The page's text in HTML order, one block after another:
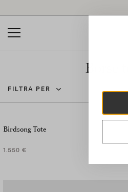
note:
website
an
FILTRA PER
Birdsong Tote
1.550 €